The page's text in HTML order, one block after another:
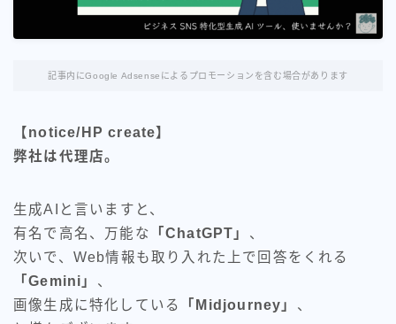
記事内にGoogle Adsenseによるプロモーションを含む場合があります
【notice/HP create】
弊社は代理店。
生成AIと言いますと、
有名で高名、万能な
「ChatGPT」 、
次いで、Web情報も取り入れた上で回答をくれる
「Gemini」 、
画像生成に特化している
「Midjourney」 、